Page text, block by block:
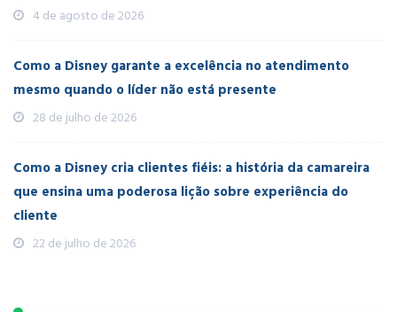
4 de agosto de 2026
Como a Disney garante a excelência no atendimento
mesmo quando o líder não está presente
28 de julho de 2026
Como a Disney cria clientes fiéis: a história da camareira
que ensina uma poderosa lição sobre experiência do
cliente
22 de julho de 2026